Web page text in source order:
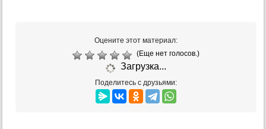
Оцените этот материал:
(Еще нет голосов.)
Загрузка...
Поделитесь с друзьями: